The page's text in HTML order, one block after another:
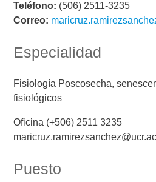
Teléfono: (506) 2511-3235
Correo:
Especialidad
Fisiología Poscosecha,
fisiológicos
Oficina (+506) 2511 3235
Puesto